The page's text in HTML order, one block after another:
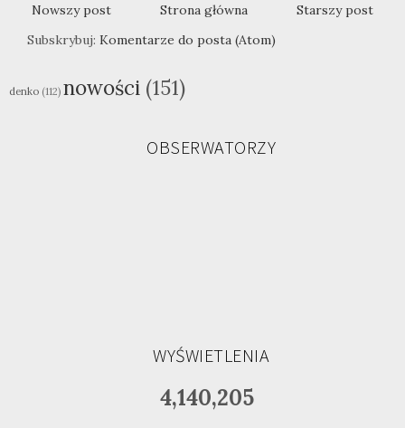
Nowszy post
Starszy post
Strona główna
Subskrybuj: Komentarze do posta (Atom)
denko (112) nowości (151)
OBSERWATORZY
WYŚWIETLENIA
4,140,205